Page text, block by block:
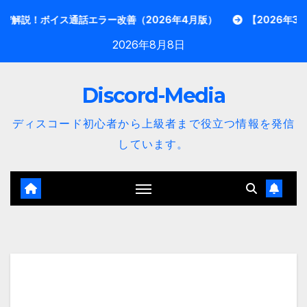
通話エラー改善（2026年4月版） 【2026年3月最新】
2026年8月8日
Discord-Media
ディスコード初心者から上級者まで役立つ情報を発信
しています。